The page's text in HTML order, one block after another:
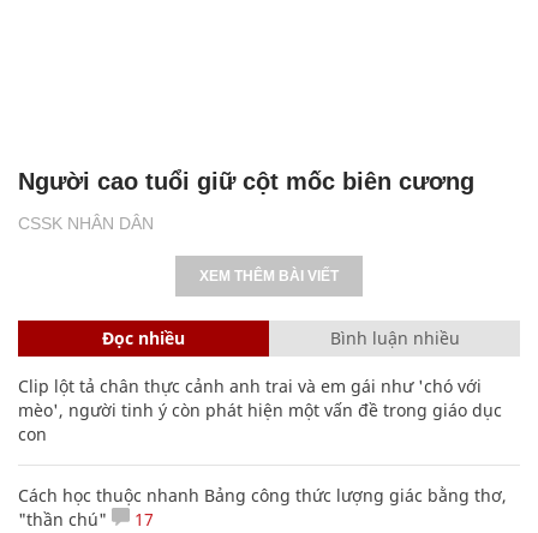
CSSK NHÂN DÂN
Người cao tuổi giữ cột mốc biên cương
XEM THÊM BÀI VIẾT
Đọc nhiều Bình luận nhiều
Clip lột tả chân thực cảnh anh trai và em gái như 'chó với
mèo', người tinh ý còn phát hiện một vấn đề trong giáo dục
con
Cách học thuộc nhanh Bảng công thức lượng giác bằng thơ,
"thần chú"
17